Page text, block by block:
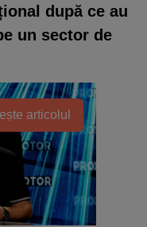
după ce au
un sector de
articolul